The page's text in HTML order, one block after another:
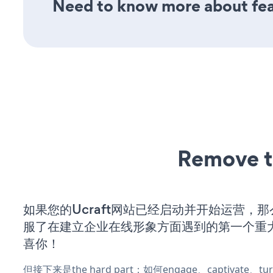
Need to know more about
Remove
如果您的Ucraft网站已经启动并开始运营，那
服了在建立企业在线形象方面遇到的第一个重
喜你！
但接下来是the hard part：如何engage、captivate、